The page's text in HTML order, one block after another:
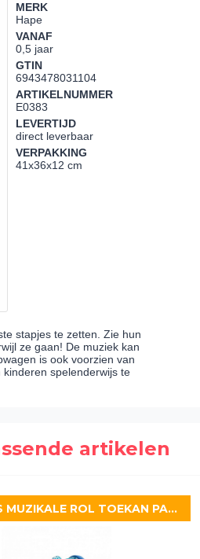
MERK
Hape
VANAF
0,5 jaar
GTIN
6943478031104
ARTIKELNUMMER
E0383
LEVERTIJD
direct leverbaar
VERPAKKING
41x36x12 cm
stapjes te zetten. Zie hun
ze gaan! De muziek kan
is ook voorzien van
spelenderwijs te
artikelen
LILLIPUTIENS MUZIKALE ROL TOEKAN PABLO